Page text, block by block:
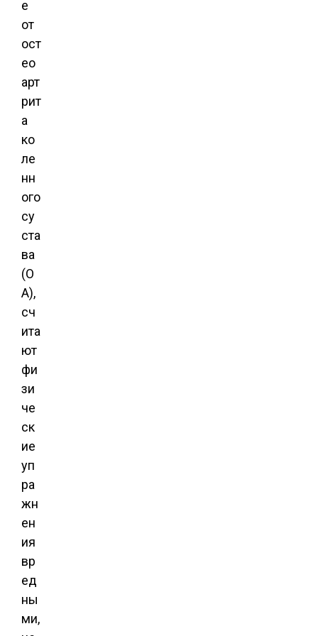
е
от
ост
ео
арт
рит
а
ко
ле
нн
ого
су
ста
ва
(О
А),
сч
ита
ют
фи
зи
че
ск
ие
уп
ра
жн
ен
ия
вр
ед
ны
ми,